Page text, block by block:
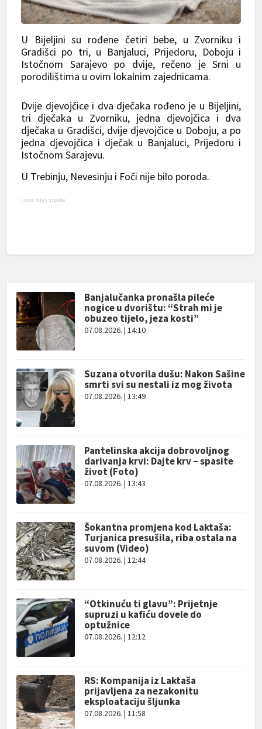
U Bijeljini su rođene četiri bebe, u Zvorniku i
Gradišci po tri, u Banjaluci, Prijedoru, Doboju i
Istočnom Sarajevo po dvije, rečeno je Srni u
porodilištima u ovim lokalnim zajednicama.
Dvije djevojčice i dva dječaka rođeno je u Bijeljini,
tri dječaka u Zvorniku, jedna djevojčica i dva
dječaka u Gradišci, dvije djevojčice u Doboju, a po
jedna djevojčica i dječak u Banjaluci, Prijedoru i
Istočnom Sarajevu.
U Trebinju, Nevesinju i Foči nije bilo poroda.
Izvor: Glas srpske
Banjalučanka pronašla pileće
nogice u dvorištu: “Strah mi je
obuzeo tijelo, jeza kosti”
07.08.2026. | 14:10
Suzana otvorila dušu: Nakon Sašine
smrti svi su nestali iz mog života
07.08.2026. | 13:49
Pantelinska akcija dobrovoljnog
darivanja krvi: Dajte krv – spasite
život (Foto)
07.08.2026. | 13:43
Šokantna promjena kod Laktaša:
Turjanica presušila, riba ostala na
suvom (Video)
07.08.2026. | 12:44
“Otkinuću ti glavu”: Prijetnje
supruzi u kafiću dovele do
optužnice
07.08.2026. | 12:12
RS: Kompanija iz Laktaša
prijavljena za nezakonitu
eksploataciju šljunka
07.08.2026. | 11:58